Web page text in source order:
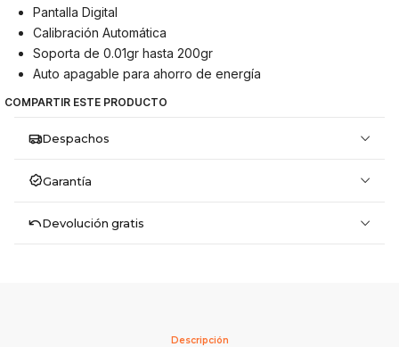
Pantalla Digital
Calibración Automática
Soporta de 0.01gr hasta 200gr
Auto apagable para ahorro de energía
COMPARTIR ESTE PRODUCTO
Despachos
Garantía
Devolución gratis
Descripción